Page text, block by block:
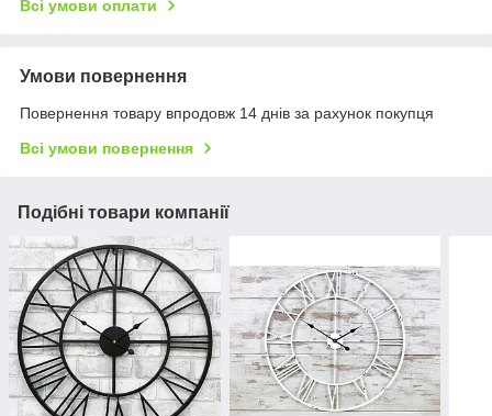
Всі умови оплати
Умови повернення
Повернення товару впродовж 14 днів за рахунок покупця
Всі умови повернення
Подібні товари компанії